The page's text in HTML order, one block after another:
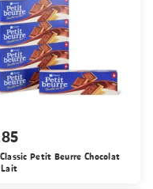
Petit Beurre Chocolat